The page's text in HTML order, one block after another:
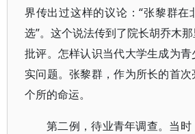
界传出过这样的议论：“张黎群在
选”。这个说法传到了院长胡乔木
批评。怎样认识当代大学生成为
实问题。张黎群，作为所长的首
个所的命运。
第二例，待业青年调查。当